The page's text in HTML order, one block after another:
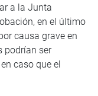
a la Junta
en el último
causa grave en
podrían ser
caso que el